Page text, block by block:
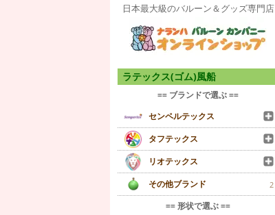
日本最大級のバルーン＆グッズ専門店
ラテックス(ゴム)風船
== ブランドで選ぶ ==
センペルテックス
タフテックス
リオテックス
その他ブランド
2
== 形状で選ぶ ==